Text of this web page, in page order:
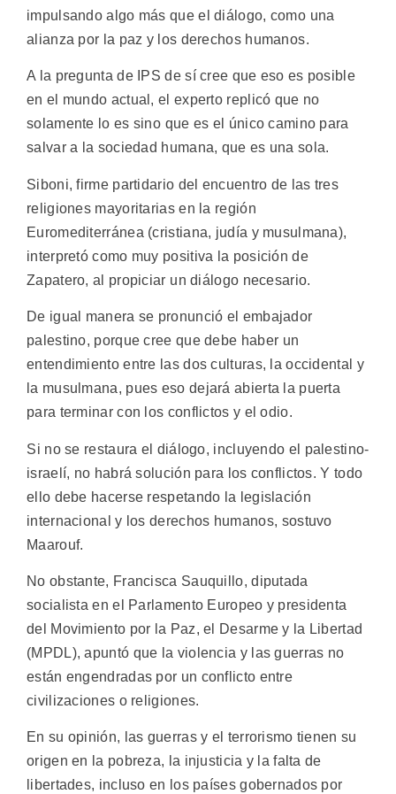
impulsando algo más que el diálogo, como una
alianza por la paz y los derechos humanos.
A la pregunta de IPS de sí cree que eso es posible
en el mundo actual, el experto replicó que no
solamente lo es sino que es el único camino para
salvar a la sociedad humana, que es una sola.
Siboni, firme partidario del encuentro de las tres
religiones mayoritarias en la región
Euromediterránea (cristiana, judía y musulmana),
interpretó como muy positiva la posición de
Zapatero, al propiciar un diálogo necesario.
De igual manera se pronunció el embajador
palestino, porque cree que debe haber un
entendimiento entre las dos culturas, la occidental y
la musulmana, pues eso dejará abierta la puerta
para terminar con los conflictos y el odio.
Si no se restaura el diálogo, incluyendo el palestino-
israelí, no habrá solución para los conflictos. Y todo
ello debe hacerse respetando la legislación
internacional y los derechos humanos, sostuvo
Maarouf.
No obstante, Francisca Sauquillo, diputada
socialista en el Parlamento Europeo y presidenta
del Movimiento por la Paz, el Desarme y la Libertad
(MPDL), apuntó que la violencia y las guerras no
están engendradas por un conflicto entre
civilizaciones o religiones.
En su opinión, las guerras y el terrorismo tienen su
origen en la pobreza, la injusticia y la falta de
libertades, incluso en los países gobernados por